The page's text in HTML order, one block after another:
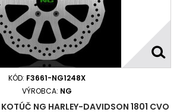
KÓD: F3661-NG1248X
VÝROBCA: NG
KOTÚČ NG HARLEY-DAVIDSON 1801 CVO